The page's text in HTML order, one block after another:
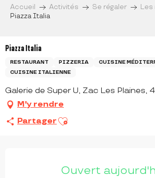
Accueil Activités Se régaler
Les
Piazza Italia
Piazza Italia
RESTAURANT PIZZERIA
CUISINE
CUISINE ITALIENNE
Galerie de Super U, Zac Les Plaines,
M'y rendre
Partager Ajouter aux favoris
Ouvert